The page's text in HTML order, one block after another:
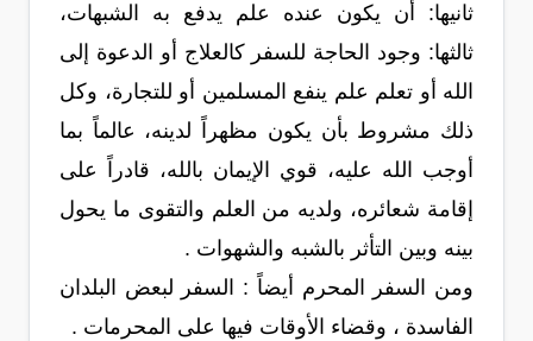
ثانيها: أن يكون عنده علم يدفع به الشبهات،
ثالثها: وجود الحاجة للسفر كالعلاج أو الدعوة إلى
الله أو تعلم علم ينفع المسلمين أو للتجارة، وكل
ذلك مشروط بأن يكون مظهراً لدينه، عالماً بما
أوجب الله عليه، قوي الإيمان بالله، قادراً على
إقامة شعائره، ولديه من العلم والتقوى ما يحول
بينه وبين التأثر بالشبه والشهوات .
ومن السفر المحرم أيضاً : السفر لبعض البلدان
الفاسدة ، وقضاء الأوقات فيها على المحرمات .